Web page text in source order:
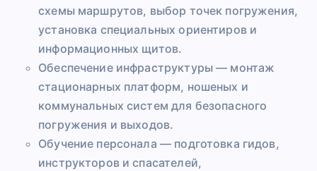
схемы маршрутов, выбор точек погружения,
установка специальных ориентиров и
информационных щитов.
Обеспечение инфраструктуры — монтаж
стационарных платформ, ношеных и
коммунальных систем для безопасного
погружения и выходов.
Обучение персонала — подготовка гидов,
инструкторов и спасателей,